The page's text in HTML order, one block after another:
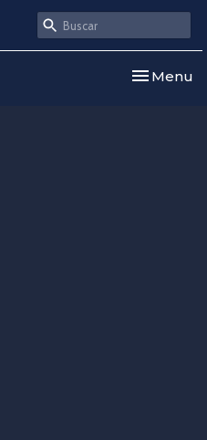
Toggle
Menu